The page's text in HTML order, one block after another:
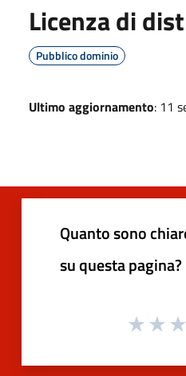
Licenza di
Pubblico dominio
Ultimo aggiornamento: 11
Quanto sono
su questa pagina?